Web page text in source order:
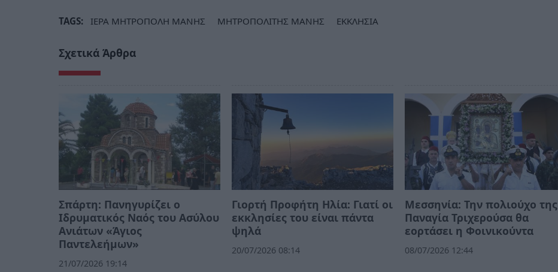
TAGS: ΙΕΡΑ ΜΗΤΡΟΠΟΛΗ ΜΑΝΗΣ ΜΗΤΡΟΠΟΛΙΤΗΣ ΜΑΝΗΣ ΕΚΚΛΗΣΙΑ
Σχετικά Άρθρα
Σπάρτη: Πανηγυρίζει ο
Ιδρυματικός Ναός του Ασύλου
Ανιάτων «Άγιος
Παντελεήμων»
21/07/2026 19:14
Γιορτή Προφήτη Ηλία: Γιατί οι
εκκλησίες του είναι πάντα
ψηλά
20/07/2026 08:14
Μεσσηνία: Την πολιούχο της
Παναγία Τριχερούσα θα
εορτάσει η Φοινικούντα
08/07/2026 12:44